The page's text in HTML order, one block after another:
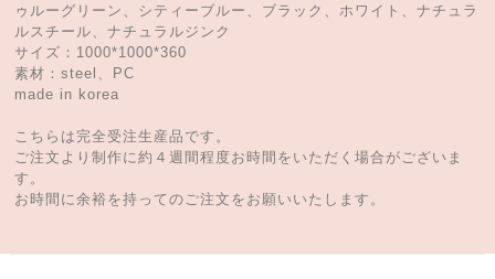
ゥルーグリーン、シティーブルー、ブラック、ホワイト、ナチュラ
ルスチール、ナチュラルジンク
サイズ：1000*1000*360
素材：steel、PC
made in korea
こちらは完全受注生産品です。
ご注文より制作に約４週間程度お時間をいただく場合がございま
す。
お時間に余裕を持ってのご注文をお願いいたします。